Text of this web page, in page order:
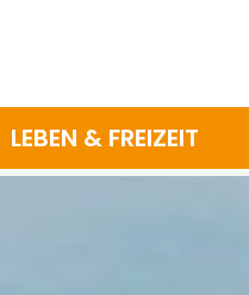
LEBEN & FREIZEIT